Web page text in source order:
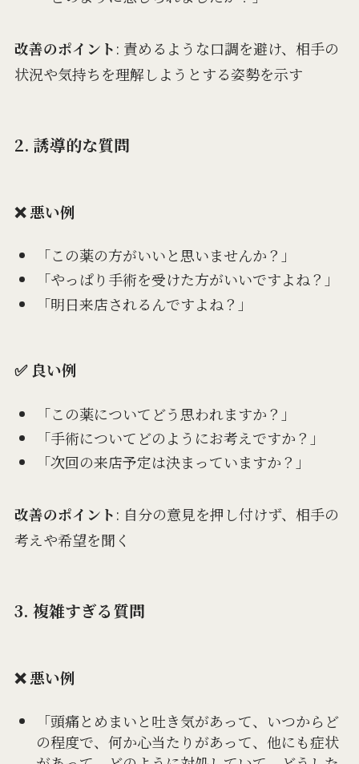
改善のポイント: 責めるような口調を避け、相手の
状況や気持ちを理解しようとする姿勢を示す
2. 誘導的な質問
❌ 悪い例
「この薬の方がいいと思いませんか？」
「やっぱり手術を受けた方がいいですよね？」
「明日来店されるんですよね？」
✅ 良い例
「この薬についてどう思われますか？」
「手術についてどのようにお考えですか？」
「次回の来店予定は決まっていますか？」
改善のポイント: 自分の意見を押し付けず、相手の
考えや希望を聞く
3. 複雑すぎる質問
❌ 悪い例
「頭痛とめまいと吐き気があって、いつからど
の程度で、何か心当たりがあって、他にも症状